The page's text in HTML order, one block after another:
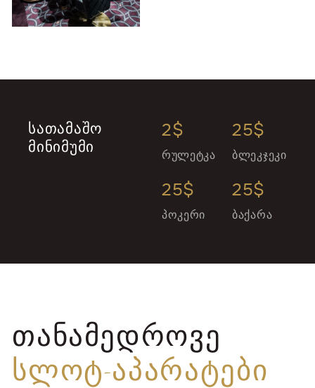
ᲡᲐᲗᲐᲛᲐᲨᲝ
ᲛᲘᲜᲘᲛᲣᲛᲘ
2$
რულეტკა
25$
ბლეკჯეკი
25$
პოკერი
25$
ბაქარა
ᲗᲐᲜᲐᲛᲔᲓᲠᲝᲕᲔ
ᲡᲚᲝᲢ-ᲐᲞᲐᲠᲐᲢᲔᲑᲘ